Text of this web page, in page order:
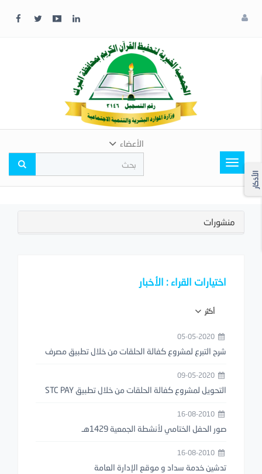
Toggle
navigation
الأعضاء
الأذكار
منشورات
اختيارات القراء : الأخبار
أكثر
شرح التبرع لمشروع كفالة الحلقات من خلال تطبيق مصرف
التحويل لمشروع كفالة الحلقات من خلال تطبيق STC PAY
صور الحفل الختامي لأنشطة الجمعية 1429هـ
تدشين خدمة سداد و موقع الإدارة العامة